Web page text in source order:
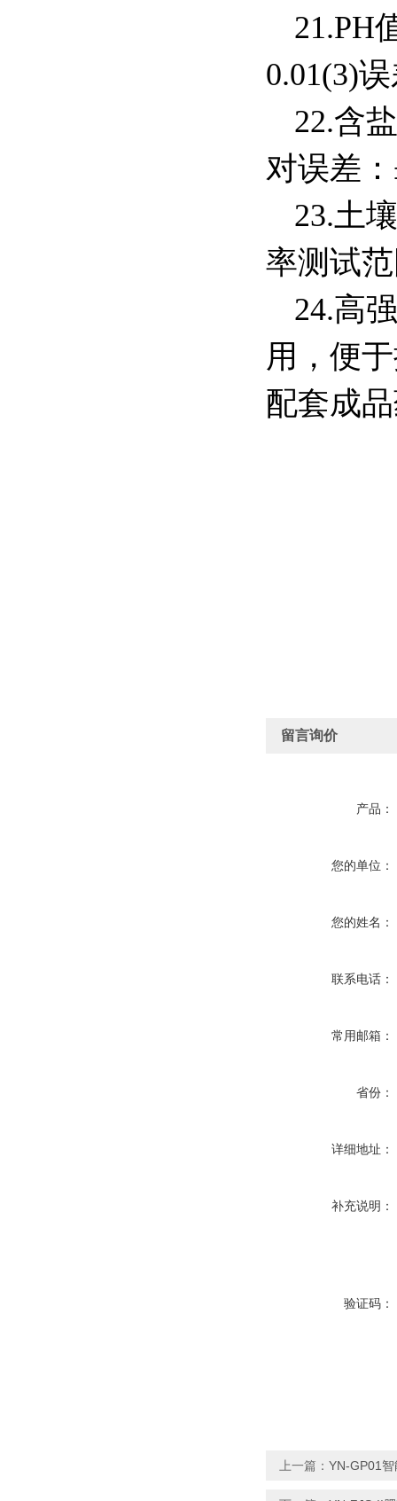
21.PH
0.01(3)
22.含
对误差
23.土
率测试
24.高
用，便
配套成
留言询价
产品：
您的单位：
您的姓名：
联系电话：
常用邮箱：
省份：
详细地址：
补充说明：
验证码：
上一篇： YN-GP01